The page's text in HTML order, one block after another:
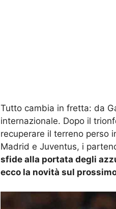
Tutto cambia in fretta: da
internazionale. Dopo il
recuperare il terreno perso
Madrid e Juventus, i
sfide alla portata degli
ecco la novità sul